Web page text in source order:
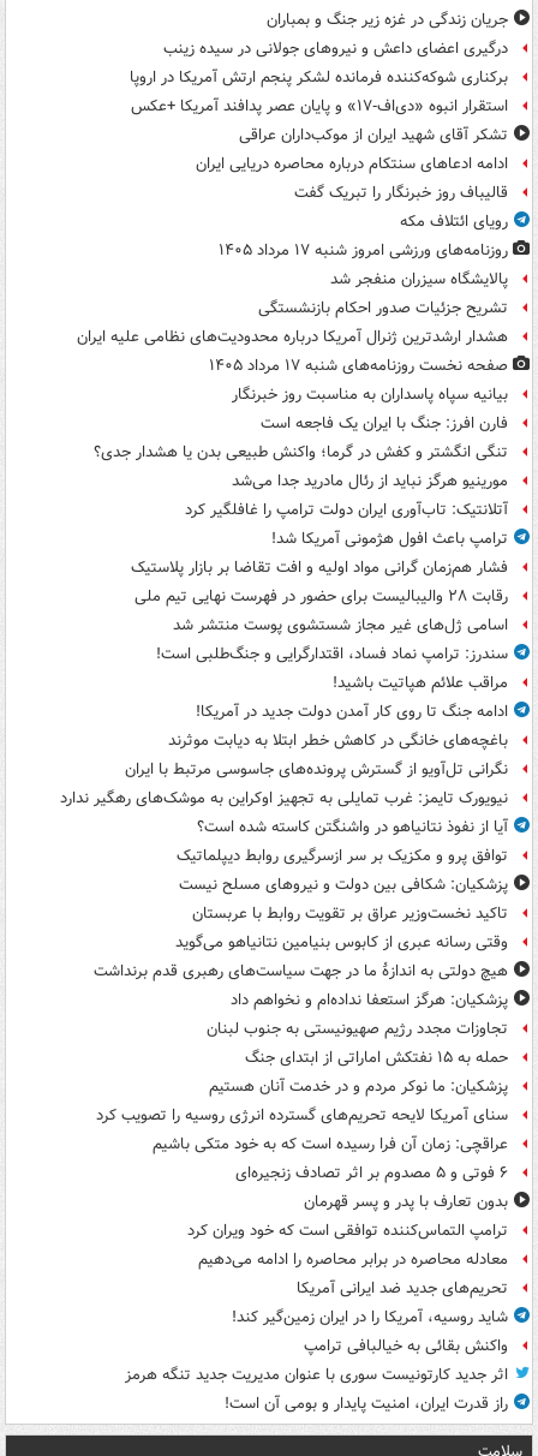
جریان زندگی در غزه زیر جنگ و بمباران
درگیری اعضای داعش و نیروهای جولانی در سیده زینب
برکناری شوکه‌کننده فرمانده لشکر پنجم ارتش آمریکا در اروپا
استقرار انبوه «دی‌اف‑۱۷» و پایان عصر پدافند آمریکا +عکس
تشکر آقای شهید ایران از موکب‌داران عراقی
ادامه ادعاهای سنتکام درباره محاصره دریایی ایران
قالیباف روز خبرنگار را تبریک گفت
رویای ائتلاف مکه
روزنامه‌های ورزشی امروز ‌شنبه ۱۷ مرداد ۱۴۰۵
پالایشگاه سیزران منفجر شد
تشریح جزئیات صدور احکام بازنشستگی
هشدار ارشدترین ژنرال آمریکا درباره محدودیت‌های نظامی علیه ایران
صفحه نخست روزنامه‌های شنبه ۱۷ مرداد ۱۴۰۵
بیانیه سپاه پاسداران به مناسبت روز خبرنگار
فارن افرز: جنگ با ایران یک فاجعه است
تنگی انگشتر و کفش در گرما؛ واکنش طبیعی بدن یا هشدار جدی؟
مورینیو هرگز نباید از رئال مادرید جدا می‌شد
آتلانتیک: تاب‌آوری ایران دولت ترامپ را غافلگیر کرد
ترامپ باعث افول هژمونی آمریکا شد!
فشار هم‌زمان گرانی مواد اولیه و افت تقاضا بر بازار پلاستیک
رقابت ۲۸ والیبالیست برای حضور در فهرست نهایی تیم ملی
اسامی ژل‌های غیر مجاز شستشوی پوست منتشر شد
سندرز: ترامپ نماد فساد، اقتدارگرایی و جنگ‌طلبی است!
مراقب علائم هپاتیت باشید!
ادامه جنگ تا روی کار آمدن دولت جدید در آمریکا!
باغچه‌های خانگی در کاهش خطر ابتلا به دیابت موثرند
نگرانی تل‌آویو از گسترش پرونده‌های جاسوسی مرتبط با ایران
نیویورک تایمز: غرب تمایلی به تجهیز اوکراین به موشک‌های رهگیر ندارد
آیا از نفوذ نتانیاهو در واشنگتن کاسته شده است؟
توافق پرو و مکزیک بر سر ازسرگیری روابط دیپلماتیک
پزشکیان: شکافی بین دولت و نیروهای مسلح نیست
تاکید نخست‌وزیر عراق بر تقویت روابط با عربستان
وقتی رسانه عبری از کابوس بنیامین نتانیاهو می‌گوید
هیچ دولتی به اندازۀ ما در جهت سیاست‌های رهبری قدم برنداشت
پزشکیان: هرگز استعفا نداده‌ام و نخواهم داد
تجاوزات مجدد رژیم صهیونیستی به جنوب لبنان
حمله به ۱۵ نفتکش‌ اماراتی از ابتدای جنگ
پزشکیان: ما نوکر مردم و در خدمت آنان هستیم
سنای آمریکا لایحه تحریم‌های گسترده انرژی روسیه را تصویب کرد
عراقچی: زمان آن فرا رسیده است که به خود متکی باشیم
۶ فوتی و ۵ مصدوم بر اثر تصادف زنجیره‌ای
بدون تعارف با پدر و پسر قهرمان
ترامپ التماس‌کننده توافقی است که خود ویران کرد
معادله محاصره در برابر محاصره را ادامه می‌دهیم
تحریم‌های جدید ضد ایرانی آمریکا
شاید روسیه، آمریکا را در ایران زمین‌گیر کند!
واکنش بقائی به خیالبافی ترامپ
اثر جدید کارتونیست سوری با عنوان مدیریت جدید تنگه هرمز
راز قدرت ایران، امنیت پایدار و بومی آن است!